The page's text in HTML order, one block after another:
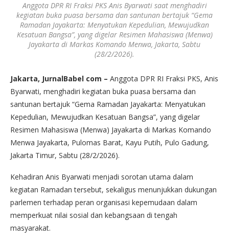
Anggota DPR RI Fraksi PKS Anis Byarwati saat menghadiri
kegiatan buka puasa bersama dan santunan bertajuk “Gema
Ramadan Jayakarta: Menyatukan Kepedulian, Mewujudkan
Kesatuan Bangsa”, yang digelar Resimen Mahasiswa (Menwa)
Jayakarta di Markas Komando Menwa, Jakarta, Sabtu
(28/2/2026).
Jakarta, JurnalBabel com – Anggota DPR RI Fraksi PKS, Anis
Byarwati, menghadiri kegiatan buka puasa bersama dan
santunan bertajuk “Gema Ramadan Jayakarta: Menyatukan
Kepedulian, Mewujudkan Kesatuan Bangsa”, yang digelar
Resimen Mahasiswa (Menwa) Jayakarta di Markas Komando
Menwa Jayakarta, Pulomas Barat, Kayu Putih, Pulo Gadung,
Jakarta Timur, Sabtu (28/2/2026).
Kehadiran Anis Byarwati menjadi sorotan utama dalam
kegiatan Ramadan tersebut, sekaligus menunjukkan dukungan
parlemen terhadap peran organisasi kepemudaan dalam
memperkuat nilai sosial dan kebangsaan di tengah
masyarakat.